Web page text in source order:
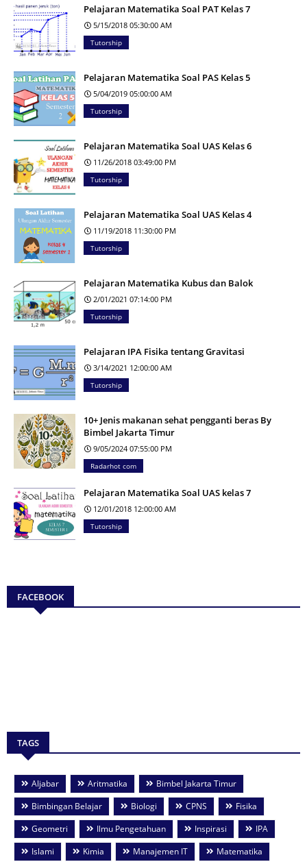
Pelajaran Matematika Soal PAT Kelas 7
5/15/2018 05:30:00 AM
Tutorship
Pelajaran Matematika Soal PAS Kelas 5
5/04/2019 05:00:00 AM
Tutorship
Pelajaran Matematika Soal UAS Kelas 6
11/26/2018 03:49:00 PM
Tutorship
Pelajaran Matematika Soal UAS Kelas 4
11/19/2018 11:30:00 PM
Tutorship
Pelajaran Matematika Kubus dan Balok
2/01/2021 07:14:00 PM
Tutorship
Pelajaran IPA Fisika tentang Gravitasi
3/14/2021 12:00:00 AM
Tutorship
10+ Jenis makanan sehat pengganti beras By
Bimbel Jakarta Timur
9/05/2024 07:55:00 PM
Radarhot com
Pelajaran Matematika Soal UAS kelas 7
12/01/2018 12:00:00 AM
Tutorship
FACEBOOK
TAGS
Aljabar Aritmatika
Bimbel Jakarta Timur
Bimbingan Belajar
Biologi CPNS
Fisika
Geometri
Ilmu Pengetahuan Inspirasi
IPA
Islami
Kimia Manajemen IT Matematika